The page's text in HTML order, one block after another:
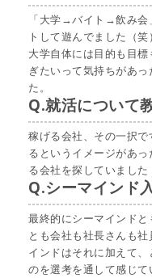
「大学→バイト→飲み会
トして遊んでました（笑）
大学自体には目的も目
ぎたいって気持ちがあ
た。
Q.就活について
稼げる会社、その一択
るというイメージがあ
る会社を探していました
Q.シーマインド
最終的にシーマインド
とも会社も社長さんも
インドはそれに加えて
のを選考を通して感じて